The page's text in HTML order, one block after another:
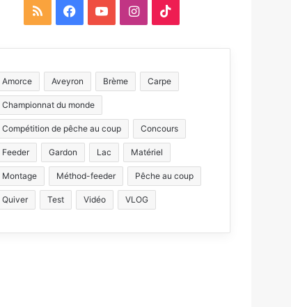
e
b
o
o
k
T
u
b
e
I
t
a
g
r
a
m
T
o
Amorce Aveyron Brème Carpe
Championnat du monde
Compétition de pêche au coup Concours
Feeder Gardon Lac Matériel
Montage Méthod-feeder Pêche au coup
Quiver Test Vidéo VLOG